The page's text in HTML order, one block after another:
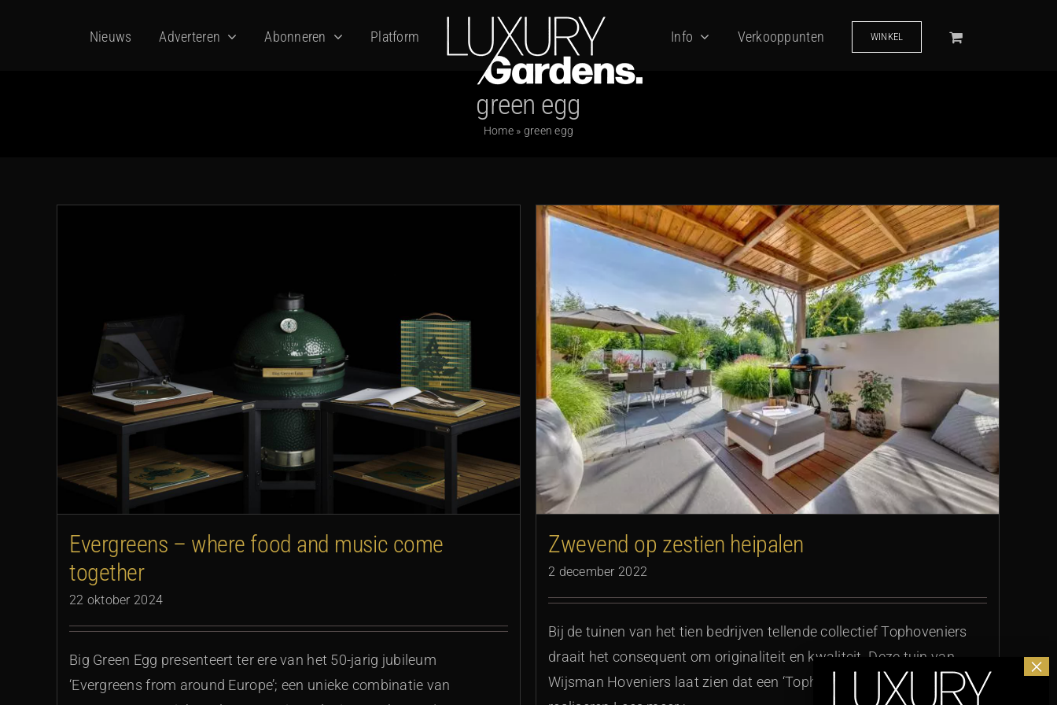
Nieuws Adverteren Abonneren Platform Info Verkooppunten WINKEL
green egg
Home» green egg
Evergreens – where food and music come
together
22 oktober 2024
Big Green Egg presenteert ter ere van het 50-jarig jubileum
‘Evergreens from around Europe’; een unieke combinatie van
Zwevend op zestien heipalen
Zwevend op zestien heipalen
2 december 2022
Bij de tuinen van het tien bedrijven tellende collectief Tophoveniers
draait het consequent om originaliteit en kwaliteit. Deze tuin van
Wijsman Hoveniers laat zien dat een ‘Tophoveniertuin’ ook te